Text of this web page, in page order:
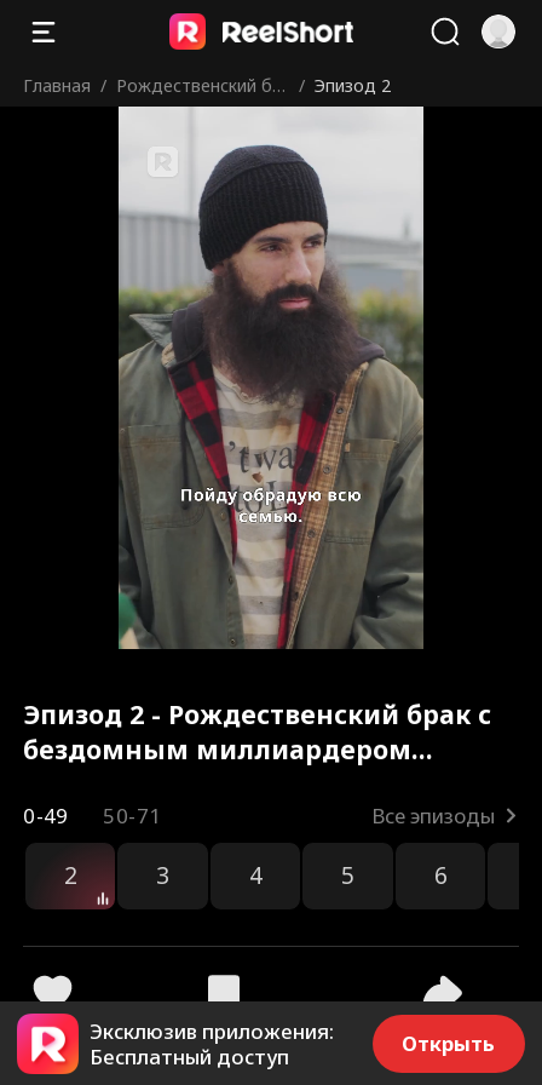
Главная / Рождественский бр
лиардером
/ Эпизод 2
Эпизод 2 - Рождественский брак с
бездомным миллиардером
0-49 50-71 Все эпизоды
2 3 4 5 6
264 16.6k Поделиться
Эксклюзив приложения:
Бесплатный доступ
Открыть